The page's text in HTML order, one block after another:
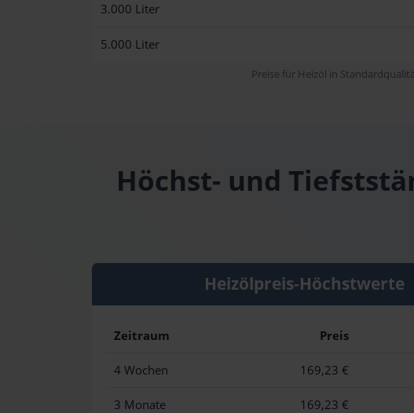
3.000 Liter
5.000 Liter
Preise für Heizöl in
Höchst- und
Heizölpreis-Höchstwerte
Zeitraum Preis
4 Wochen 169,23 €
3 Monate 169,23 €